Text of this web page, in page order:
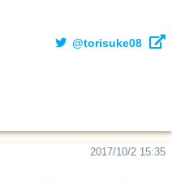
@torisuke08
2017/10/2 15:35